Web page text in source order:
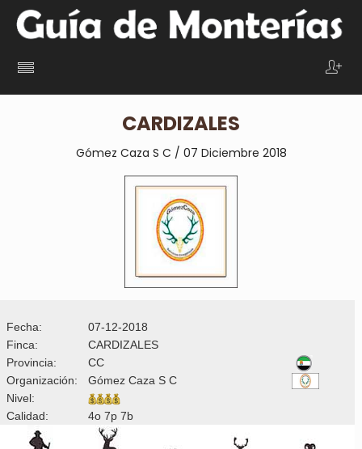
CARDIZALES
Gómez Caza S C / 07 Diciembre 2018
Fecha:
07-12-2018
Finca:
CARDIZALES
Provincia:
CC
Organización:
Gómez Caza S C
Nivel:
Calidad:
4o 7p 7b